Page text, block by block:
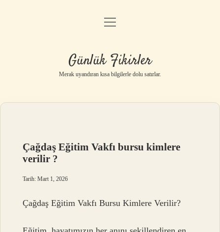
Anasayfa
Yasal Uyarı
menüyü
Günlük Fikirler
Merak uyandıran kısa bilgilerle dolu satırlar.
Çağdaş Eğitim Vakfı bursu kimlere
verilir ?
Tarih: Mart 1, 2026
Çağdaş Eğitim Vakfı Bursu Kimlere Verilir?